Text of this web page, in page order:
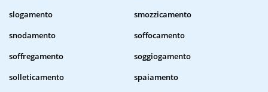
slogamento
smozzicamento
snodamento
soffocamento
soffregamento
soggiogamento
solleticamento
spaiamento